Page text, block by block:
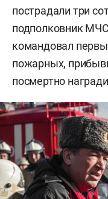
пострадали три
подполковник МЧС
командовал
пожарных,
посмертно